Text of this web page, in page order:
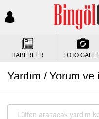
HABERLER FOTO
Yardım / Yorum ve